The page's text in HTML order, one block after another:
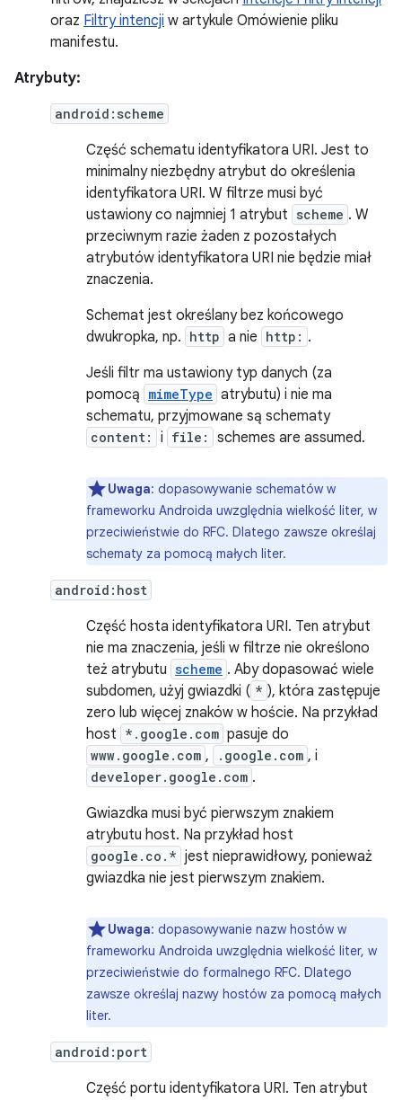
oraz Filtry intencji w artykule Omówienie pliku
manifestu.
Atrybuty:
android:scheme
Część schematu identyfikatora URI. Jest to
minimalny niezbędny atrybut do określenia
identyfikatora URI. W filtrze musi być
ustawiony co najmniej 1 atrybut scheme . W
przeciwnym razie żaden z pozostałych
atrybutów identyfikatora URI nie będzie miał
znaczenia.
Schemat jest określany bez końcowego
dwukropka, np. http a nie http: .
Jeśli filtr ma ustawiony typ danych (za
pomocą mimeType atrybutu) i nie ma
schematu, przyjmowane są schematy
content: i file: schemes are assumed.
Uwaga: dopasowywanie schematów w
frameworku Androida uwzględnia wielkość liter, w
przeciwieństwie do RFC. Dlatego zawsze określaj
schematy za pomocą małych liter.
android:host
Część hosta identyfikatora URI. Ten atrybut
nie ma znaczenia, jeśli w filtrze nie określono
też atrybutu scheme . Aby dopasować wiele
subdomen, użyj gwiazdki ( * ), która zastępuje
zero lub więcej znaków w hoście. Na przykład
host *.google.com pasuje do
www.google.com , .google.com , i
developer.google.com .
Gwiazdka musi być pierwszym znakiem
atrybutu host. Na przykład host
google.co.* jest nieprawidłowy, ponieważ
gwiazdka nie jest pierwszym znakiem.
Uwaga: dopasowywanie nazw hostów w
frameworku Androida uwzględnia wielkość liter, w
przeciwieństwie do formalnego RFC. Dlatego
zawsze określaj nazwy hostów za pomocą małych
liter.
android:port
Część portu identyfikatora URI. Ten atrybut